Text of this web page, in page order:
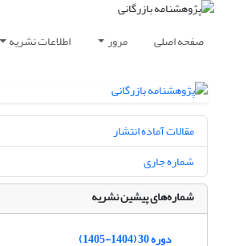
صفحه اصلی مرور اطلاعات نشریه
مقالات آماده انتشار
شماره جاری
شماره‌های پیشین نشریه
دوره 30 (1404-1405)